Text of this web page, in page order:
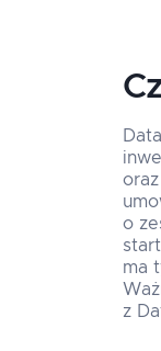
o
ma
z